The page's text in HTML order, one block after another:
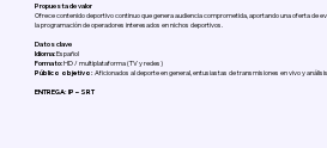
Propuesta de valor
Ofrece contenido deportivo continuo que genera audiencia comprometida, aportando una oferta de
la programación de operadores interesados en nichos deportivos.
Datos clave
Idioma:Español
Formato:HD / multiplataforma (TV y redes)
Público objetivo: Aficionados al deporte en general, entusiastas de transmisiones en vivo y
ENTREGA: IP – SRT